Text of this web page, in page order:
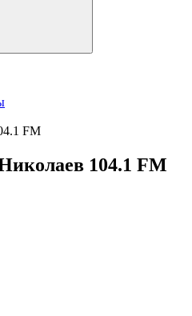
FM
104.1 FM